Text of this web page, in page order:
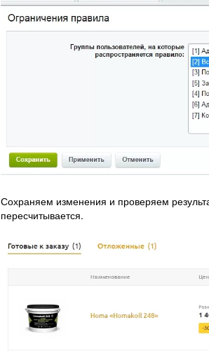
Сохраняем изменения и проверяем
пересчитывается.